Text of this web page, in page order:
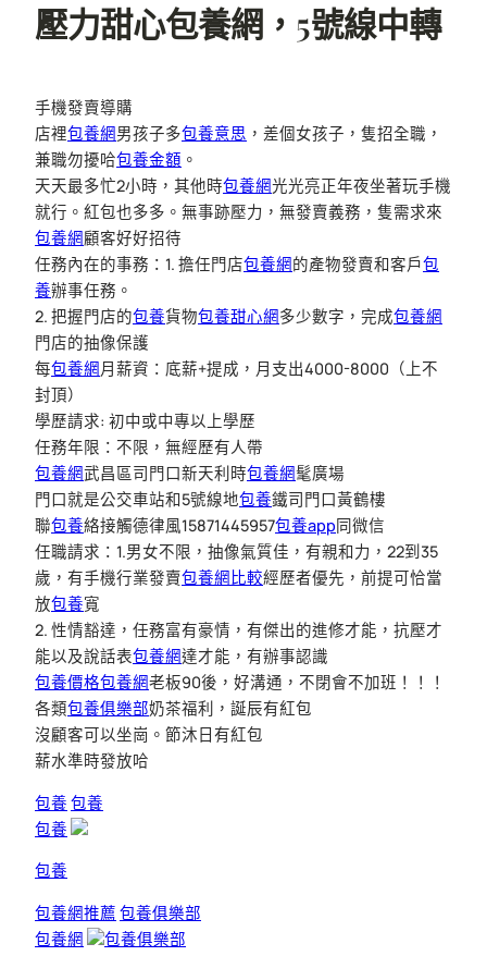
壓力甜心包養網，5號線中轉
手機發賣導購
店裡包養網男孩子多包養意思 ，差個女孩子，隻招全職，
兼職勿擾哈包養金額 。
天天最多忙2小時，其他時包養網光光亮正年夜坐著玩手機
就行。紅包也多多。無事跡壓力，無發賣義務，隻需求來
包養網顧客好好招待
任務內在的事務：1. 擔任門店包養網的產物發賣和客戶包
養辦事任務。
2. 把握門店的包養貨物包養甜心網多少數字，完成包養網
門店的抽像保護
每包養網月薪資：底薪+提成，月支出4000-8000（上不
封頂）
學歷請求: 初中或中專以上學歷
任務年限：不限，無經歷有人帶
包養網武昌區司門口新天利時包養網髦廣場
門口就是公交車站和5號線地包養鐵司門口黃鶴樓
聯包養絡接觸德律風15871445957包養app同微信
任職請求：1.男女不限，抽像氣質佳，有親和力，22到35
歲，有手機行業發賣包養網比較經歷者優先，前提可恰當
放包養寬
2. 性情豁達，任務富有豪情，有傑出的進修才能，抗壓才
能以及說話表包養網達才能，有辦事認識
包養價格包養網老板90後，好溝通，不閉會不加班！！！
各類包養俱樂部奶茶福利，誕辰有紅包
沒顧客可以坐崗。節沐日有紅包
薪水準時發放哈
包養 包養
包養
包養
包養網推薦 包養俱樂部
包養網
包養俱樂部